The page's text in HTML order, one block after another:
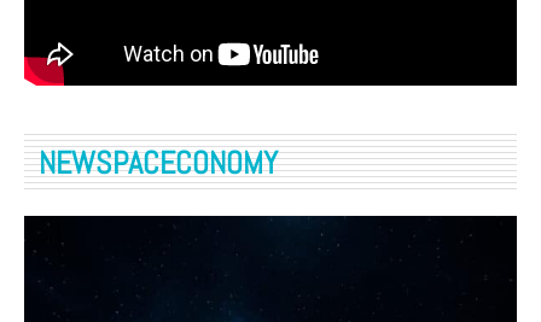
NEWSPACECONOMY